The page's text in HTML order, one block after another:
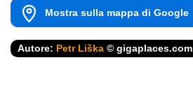
Mostra sulla mappa di Google
Autore: Petr Liška © gigaplaces.com